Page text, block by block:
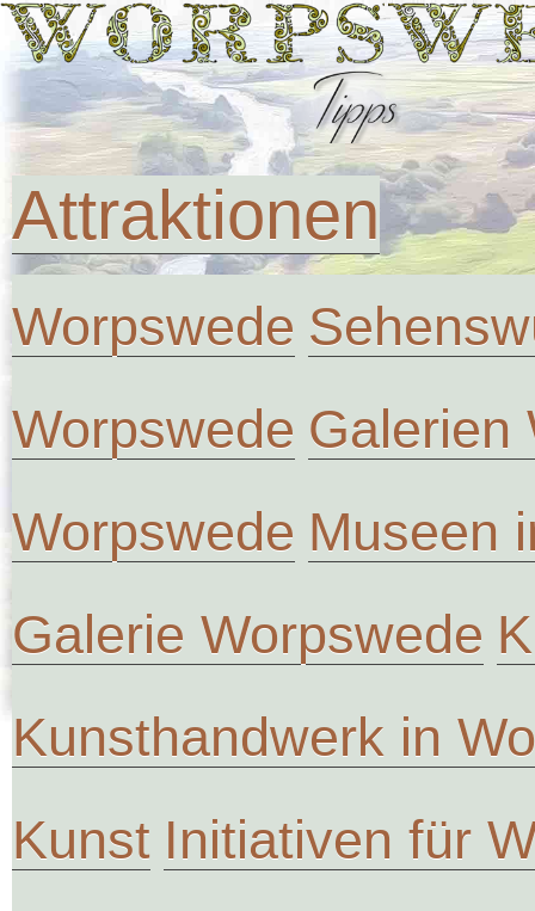
Attraktionen
Worpswede
Worpswede Galerien
Worpswede Museen
Galerie Worpswede
Kunsthandwerk in
Kunst Initiativen für